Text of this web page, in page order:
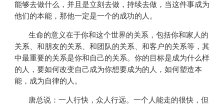
能够去做什么，并且是立刻去做，持续去做，当这件事成为
他们的本能，那他一定是一个的成功的人。
生命的意义在于你和这个世界的关系，包括你和家人的
关系、和朋友的关系、和团队的关系、和客户的关系等，其
中最重要的关系是你和自己的关系。你的目标是成为什么样
的人，要如何改变自己成为你想要成为的人，如何塑造本
能，成为自律的人。
唐总说：一人行快，众人行远。一个人能走的很快，但